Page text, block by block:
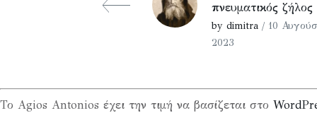
πνευματικός ζήλος
by dimitra / 10
2023
Το Agios Antonios έχει την τιμή να βασίζεται στο